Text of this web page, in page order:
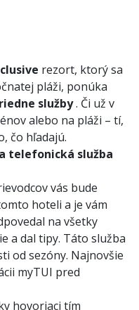
rezort, ktorý sa
pláži, ponúka
služby. Či už v
alebo na pláži – tí,
čo hľadajú.
telefonická služba
vás bude
hoteli a je vám
na všetky
a dal tipy. Táto služba
od sezóny. Najnovšie
myTUI pred
hovoriaci tím